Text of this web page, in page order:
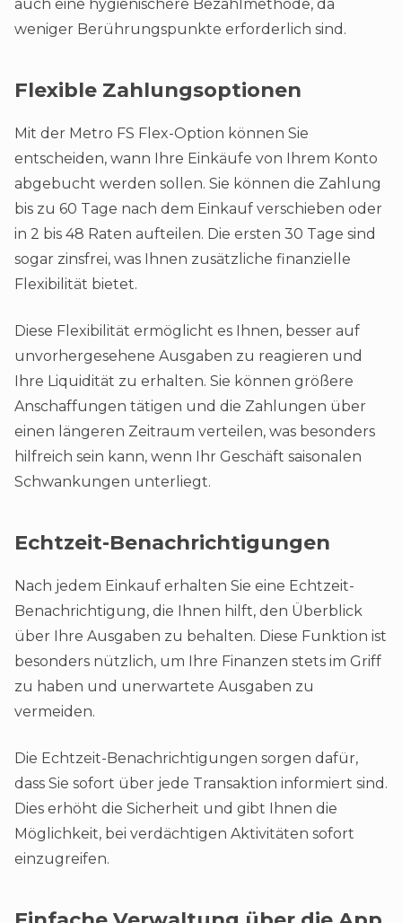
auch eine hygienischere Bezahlmethode, da
weniger Berührungspunkte erforderlich sind​.
Flexible Zahlungsoptionen
Mit der Metro FS Flex-Option können Sie
entscheiden, wann Ihre Einkäufe von Ihrem Konto
abgebucht werden sollen. Sie können die Zahlung
bis zu 60 Tage nach dem Einkauf verschieben oder
in 2 bis 48 Raten aufteilen. Die ersten 30 Tage sind
sogar zinsfrei, was Ihnen zusätzliche finanzielle
Flexibilität bietet.
Diese Flexibilität ermöglicht es Ihnen, besser auf
unvorhergesehene Ausgaben zu reagieren und
Ihre Liquidität zu erhalten. Sie können größere
Anschaffungen tätigen und die Zahlungen über
einen längeren Zeitraum verteilen, was besonders
hilfreich sein kann, wenn Ihr Geschäft saisonalen
Schwankungen unterliegt​.
Echtzeit-Benachrichtigungen
Nach jedem Einkauf erhalten Sie eine Echtzeit-
Benachrichtigung, die Ihnen hilft, den Überblick
über Ihre Ausgaben zu behalten. Diese Funktion ist
besonders nützlich, um Ihre Finanzen stets im Griff
zu haben und unerwartete Ausgaben zu
vermeiden.
Die Echtzeit-Benachrichtigungen sorgen dafür,
dass Sie sofort über jede Transaktion informiert sind.
Dies erhöht die Sicherheit und gibt Ihnen die
Möglichkeit, bei verdächtigen Aktivitäten sofort
einzugreifen​.